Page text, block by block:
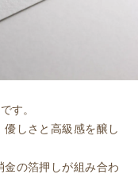
す。
しさと高級感を醸し
の箔押しが組み合わ